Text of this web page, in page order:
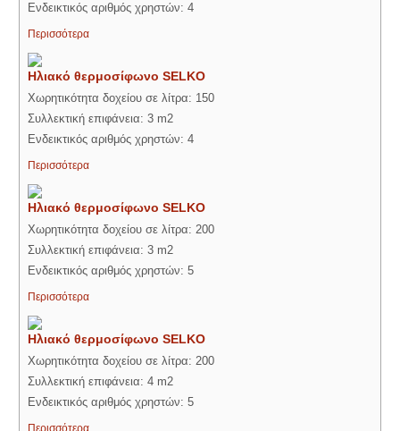
Ενδεικτικός αριθμός χρηστών: 4
Περισσότερα
Ηλιακό θερμοσίφωνο SELKO
Χωρητικότητα δοχείου σε λίτρα: 150
Συλλεκτική επιφάνεια: 3 m2
Ενδεικτικός αριθμός χρηστών: 4
Περισσότερα
Ηλιακό θερμοσίφωνο SELKO
Χωρητικότητα δοχείου σε λίτρα: 200
Συλλεκτική επιφάνεια: 3 m2
Ενδεικτικός αριθμός χρηστών: 5
Περισσότερα
Ηλιακό θερμοσίφωνο SELKO
Χωρητικότητα δοχείου σε λίτρα: 200
Συλλεκτική επιφάνεια: 4 m2
Ενδεικτικός αριθμός χρηστών: 5
Περισσότερα